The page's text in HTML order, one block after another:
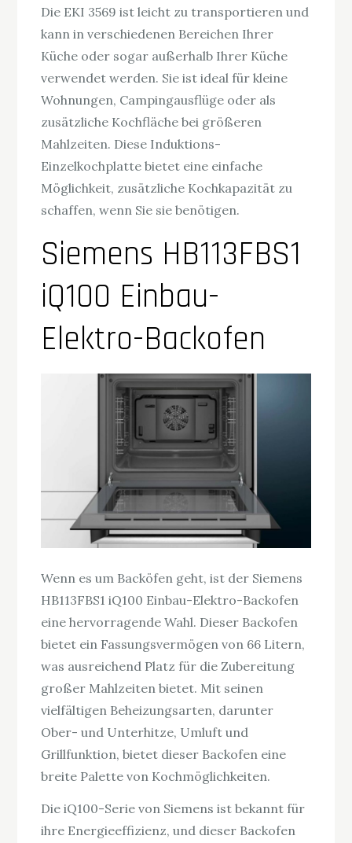
Die EKI 3569 ist leicht zu transportieren und
kann in verschiedenen Bereichen Ihrer
Küche oder sogar außerhalb Ihrer Küche
verwendet werden. Sie ist ideal für kleine
Wohnungen, Campingausflüge oder als
zusätzliche Kochfläche bei größeren
Mahlzeiten. Diese Induktions-
Einzelkochplatte bietet eine einfache
Möglichkeit, zusätzliche Kochkapazität zu
schaffen, wenn Sie sie benötigen.
Siemens HB113FBS1
iQ100 Einbau-
Elektro-Backofen
Wenn es um Backöfen geht, ist der Siemens
HB113FBS1 iQ100 Einbau-Elektro-Backofen
eine hervorragende Wahl. Dieser Backofen
bietet ein Fassungsvermögen von 66 Litern,
was ausreichend Platz für die Zubereitung
großer Mahlzeiten bietet. Mit seinen
vielfältigen Beheizungsarten, darunter
Ober- und Unterhitze, Umluft und
Grillfunktion, bietet dieser Backofen eine
breite Palette von Kochmöglichkeiten.
Die iQ100-Serie von Siemens ist bekannt für
ihre Energieeffizienz, und dieser Backofen